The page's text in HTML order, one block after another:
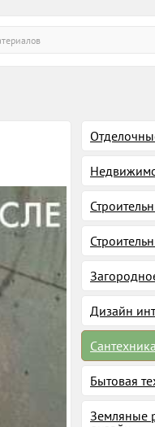
Дизайн
Бытовая
Земляные